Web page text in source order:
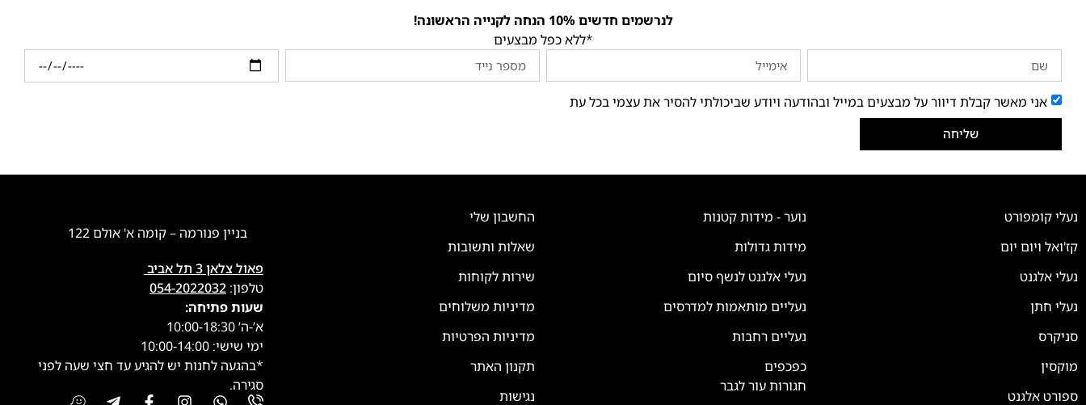
לנרשמים חדשים 10% הנחה לקנייה הראשונה!
*ללא כפל מבצעים
אני מאשר קבלת דיוור על מבצעים במייל ובהודעה ויודע שביכולתי להסיר את עצמי בכל עת
שליחה
נעלי קומפורט
קז'ואל ויום יום
נעלי אלגנט
נעלי חתן
סניקרס
מוקסין
ספורט אלגנט
נוער - מידות קטנות
מידות גדולות
נעלי אלגנט לנשף סיום
נעליים מותאמות למדרסים
נעליים רחבות
כפכפים
חגורות עור לגבר
החשבון שלי
שאלות ותשובות
שירות לקוחות
מדיניות משלוחים
מדיניות הפרטיות
תקנון האתר
נגישות
בניין פנורמה – קומה א' אולם 122
פאול צלאן 3 תל אביב
טלפון: 054-2022032
שעות פתיחה:
א’-ה’ 10:00-18:30
ימי שישי: 10:00-14:00
*בהגעה לחנות יש להגיע עד חצי שעה לפני
סגירה.
💬